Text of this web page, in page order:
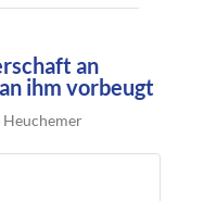
an
ihm vorbeugt
Heuchemer